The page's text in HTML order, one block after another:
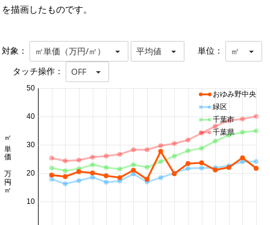
を描画したものです。
対象： ㎡単価（万円/㎡） 平均値 単位： ㎡
タッチ操作： OFF
10
20
30
40
50
㎡単価 万円/㎡
おゆみ野中央
緑区
千葉市
千葉県